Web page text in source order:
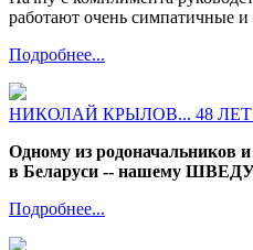
работают очень симпатичные и
Подробнее...
НИКОЛАЙ КРЫЛОВ... 48
Одному из родоначальников
в Беларуси -- нашему
Подробнее...